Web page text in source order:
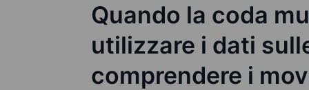
Quando la coda
utilizzare i dati
comprendere i